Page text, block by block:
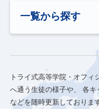
一覧から探す
トライ式高等学院・オフ
へ通う生徒の様子や、
各キ
などを随時更新しておりま